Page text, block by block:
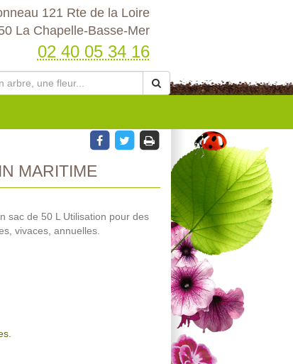
121 Rte de la Loire
La Chapelle-Basse-Mer
02 40 05 34 16
MARITIME
sac de 50 L Utilisation pour des
vivaces, annuelles.